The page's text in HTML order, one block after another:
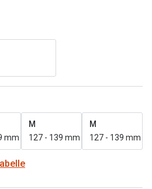
Ray-Ban
Oakley
mm
M
127 - 139 mm
M
127 - 139 mm